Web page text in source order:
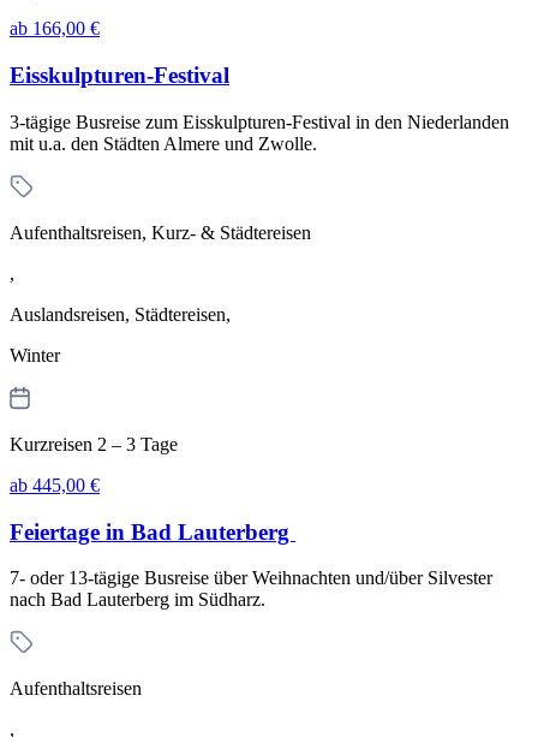
ab 166,00 €
Eisskulpturen-Festival
3-tägige Busreise zum Eisskulpturen-Festival in den Niederlanden
mit u.a. den Städten Almere und Zwolle.
Aufenthaltsreisen, Kurz- & Städtereisen
,
Auslandsreisen, Städtereisen,
Winter
Kurzreisen 2 – 3 Tage
ab 445,00 €
Feiertage in Bad Lauterberg
7- oder 13-tägige Busreise über Weihnachten und/über Silvester
nach Bad Lauterberg im Südharz.
Aufenthaltsreisen
,